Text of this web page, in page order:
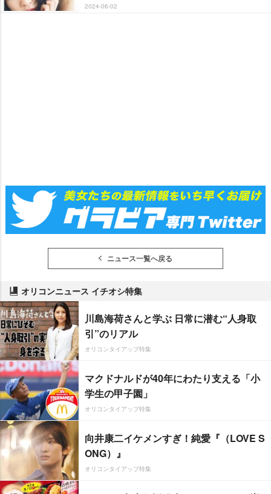
2024-06-02
ニュース一覧へ戻る
オリコンニュース イチオシ特集
川島海荷さんと学ぶ 日常に潜む“人身取
引”のリアル
オリコンタイアップ特集
マクドナルドが40年にわたり支える「小
学生の甲子園」
オリコンタイアップ特集
向井康二イケメンすぎ！純愛『（LOVE S
ONG）』
オリコンタイアップ特集